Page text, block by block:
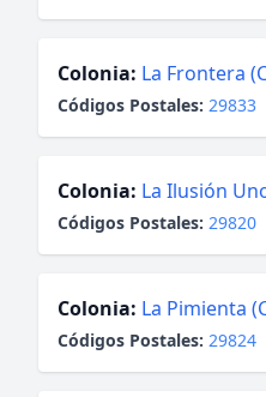
Colonia: La Frontera
Códigos Postales: 29833
Colonia: La Ilusión
Códigos Postales: 29820
Colonia: La Pimienta
Códigos Postales: 29824